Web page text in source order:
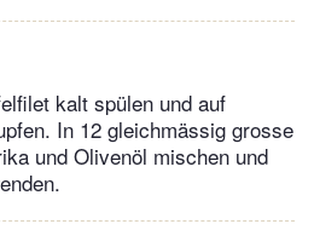
kalt spülen und auf
In 12 gleichmässig grosse
und Olivenöl mischen und